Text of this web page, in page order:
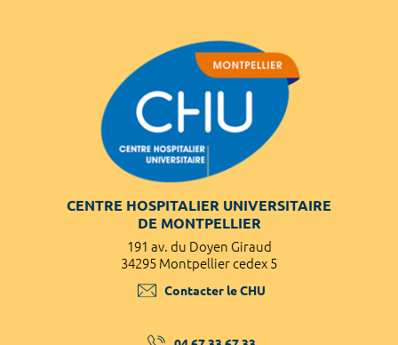
CENTRE HOSPITALIER UNIVERSITAIRE
DE MONTPELLIER
191 av. du Doyen Giraud
34295 Montpellier cedex 5
Contacter le CHU